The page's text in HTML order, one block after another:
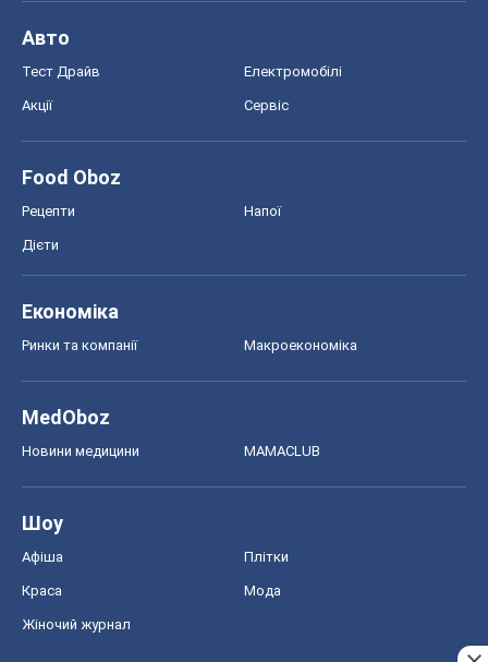
Авто
Тест Драйв Електромобілі
Акції Сервіс
Food Oboz
Рецепти Напої
Дієти
Економіка
Ринки та компанії Макроекономіка
MedOboz
Новини медицини MAMACLUB
Шоу
Афіша Плітки
Краса Мода
Жіночий журнал